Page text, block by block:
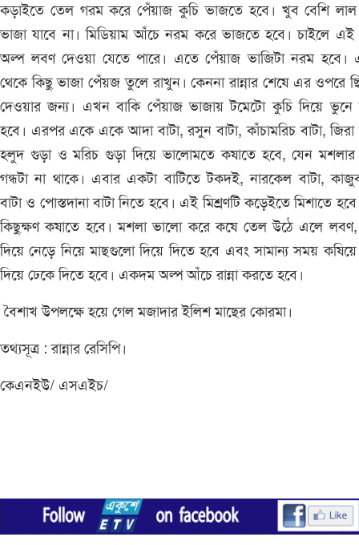
কড়াইতে তেল গরম করে পেঁয়াজ কুচি ভাজতে হবে। খুব বেশি
ভাজা যাবে না। মিডিয়াম আঁচে নরম করে ভাজতে হবে। চাইলে
অল্প লবণ দেওয়া যেতে পারে। এতে পেঁয়াজ ভাজিটা নরম হবে।
থেকে কিছু ভাজা পেঁয়জ তুলে রাখুন। কেননা রান্নার শেষে এর ওপরে
দেওয়ার জন্য। এখন বাকি পেঁয়াজ ভাজায় টমেটো কুচি দিয়ে ভুনে
হবে। এরপর একে একে আদা বাটা, রসুন বাটা, কাঁচামরিচ বাটা, জিরা
হলুদ গুড়া ও মরিচ গুড়া দিয়ে ভালোমতে কষাতে হবে, যেন মশলার
গন্ধটা না থাকে। এবার একটা বাটিতে টকদই, নারকেল বাটা,
বাটা ও পোস্তদানা বাটা নিতে হবে। এই মিশ্রণটি কড়েইতে মিশাতে
কিছুক্ষণ কষাতে হবে। মশলা ভালো করে কষে তেল উঠে এলে লবণ,
দিয়ে নেড়ে নিয়ে মাছগুলো দিয়ে দিতে হবে এবং সামান্য সময় কষিয়ে
দিয়ে ঢেকে দিতে হবে। একদম অল্প আঁচে রান্না করতে হবে।
বৈশাখ উপলক্ষে হয়ে গেল মজাদার ইলিশ মাছের কোরমা।
তথ্যসূত্র : রান্নার রেসিপি।
কেএনইউ/ এসএইচ/